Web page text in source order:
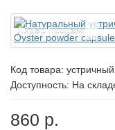
Лидер продаж!
Код товара:
Доступность: На
860 р.